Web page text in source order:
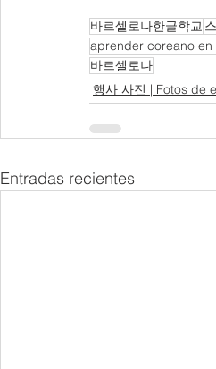
바르셀로나한글학교
aprender coreano
바르셀로나
행사 사진 | Fotos de
Entradas recientes